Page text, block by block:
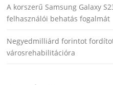
A korszerű Samsung Galaxy
felhasználói behatás fogalmát
Negyedmilliárd forintot
városrehabilitációra